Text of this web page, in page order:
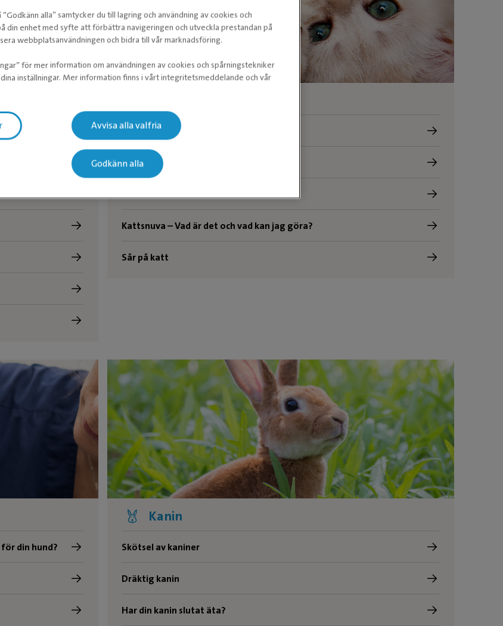
Tandproblem hos katt
Kastrera honkatt
Kattsnuva – Vad är det och vad kan jag göra?
Sår på katt
din hund?
Kanin
Skötsel av kaniner
Dräktig kanin
Har din kanin slutat äta?
alla” samtycker du till lagring och användning av cookies och
din enhet med syfte att förbättra navigeringen och utveckla prestandan på
webbplatsanvändningen och bidra till vår marknadsföring.
för mer information om användningen av cookies och spårningstekniker
inställningar. Mer information finns i vårt integritetsmeddelande och vår
Avvisa alla valfria
Godkänn alla